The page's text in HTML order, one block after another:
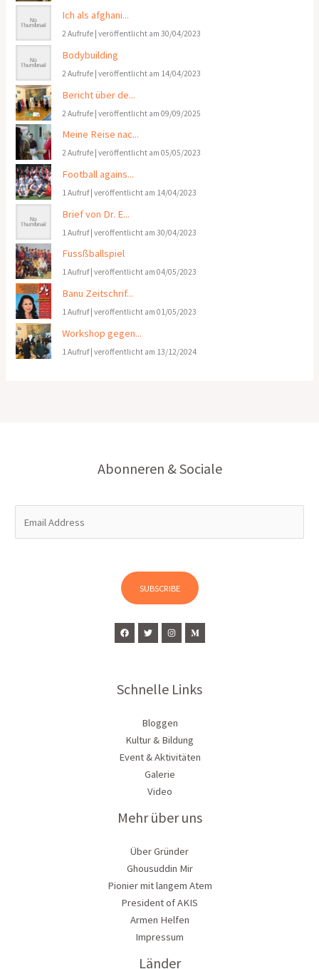
Ich als afghani...
2 Aufrufe |veröffentlicht am 30/04/2023
Bodybuilding
2 Aufrufe |veröffentlicht am 14/04/2023
Bericht über de...
2 Aufrufe |veröffentlicht am 09/09/2025
Meine Reise nac...
2 Aufrufe |veröffentlicht am 05/05/2023
Football agains...
1 Aufruf|veröffentlicht am 14/04/2023
Brief von Dr. E...
1 Aufruf|veröffentlicht am 30/04/2023
Fussßballspiel
1 Aufruf|veröffentlicht am 04/05/2023
Banu Zeitschrif...
1 Aufruf|veröffentlicht am 01/05/2023
Workshop gegen...
1 Aufruf|veröffentlicht am 13/12/2024
Abonneren & Sociale
SUBSCRIBE
Schnelle Links
Bloggen
Kultur & Bildung
Event & Aktivitäten
Galerie
Video
Mehr über uns
Über Gründer
Ghousuddin Mir
Pionier mit langem Atem
President of AKIS
Armen Helfen
Impressum
Länder